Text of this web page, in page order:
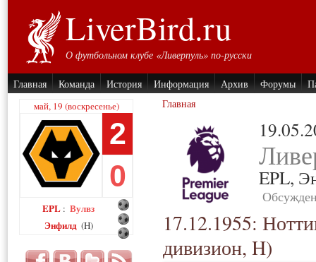
LiverBird.ru
О футбольном клубе «Ливерпуль» по-русски
Главная Команда История Информация Архив Форумы
май, 19 (воскресенье)
2
0
EPL : Вулвз
Энфилд (H)
Главная
EPL,
17.12.1955:
дивизион, H)